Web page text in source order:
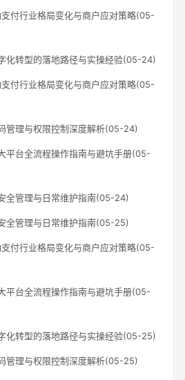
付行业格局变化与商户应对策略(05-
化转型的落地路径与实操经验(05-24)
付行业格局变化与商户应对策略(05-
管理与权限控制深度解析(05-24)
平台全流程操作指南与避坑手册(05-
全管理与日常维护指南(05-24)
全管理与日常维护指南(05-25)
付行业格局变化与商户应对策略(05-
平台全流程操作指南与避坑手册(05-
化转型的落地路径与实操经验(05-25)
管理与权限控制深度解析(05-25)